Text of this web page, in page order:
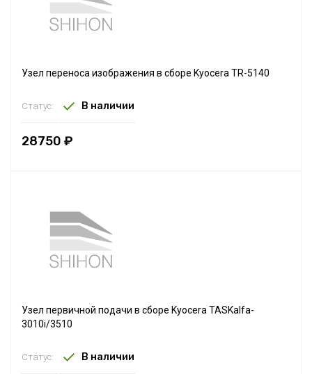
Узел переноса изображения в сборе Kyocera TR-5140
Статус: В наличии
28750 ₽
Узел первичной подачи в сборе Kyocera TASKalfa-
3010i/3510
Статус: В наличии